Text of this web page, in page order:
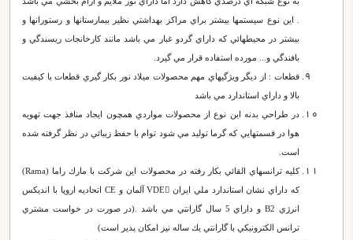
. اين نوع سيستمها بيشتر براي مراكز بهداشتي نظير بيمارستانها و رستورانها و
بيشتر در محيطهائي كه داراي گردو غبار مي باشد مانند كارخانجات ريسندگي و
بافندگي و... مورده استفاده قرار مي گيرد.
قطعات : از ديگر ويژگيهاي مهم محصولات ميلاد نور بكار گيري قطعات با كيفيت
بالا و داراي استاندارد مي باشد
در طراحي بدنه اين نوع از محصولات مواردي همچون ايجاد منافذ جهت تهويه
هوا در قسمتهايي كه گرما توليد مي شود توام با حفظ زيبائي در نظر گرفته شده
است.
كليه ترانسهاي القائي بكار رفته در محصولات اين شركت با مارك راما (Rama
)
كه داراي نشان استاندارد ملي ايران VDEآلمان و CEاتحاديه اروپا با انديكس
انرژي B2 و داراي 5 سال گارانتي مي باشد .(در صورت در خواست مشتري
ترانس الكترونيكي با گارانتي يك ساله نيز امكان پذير است)